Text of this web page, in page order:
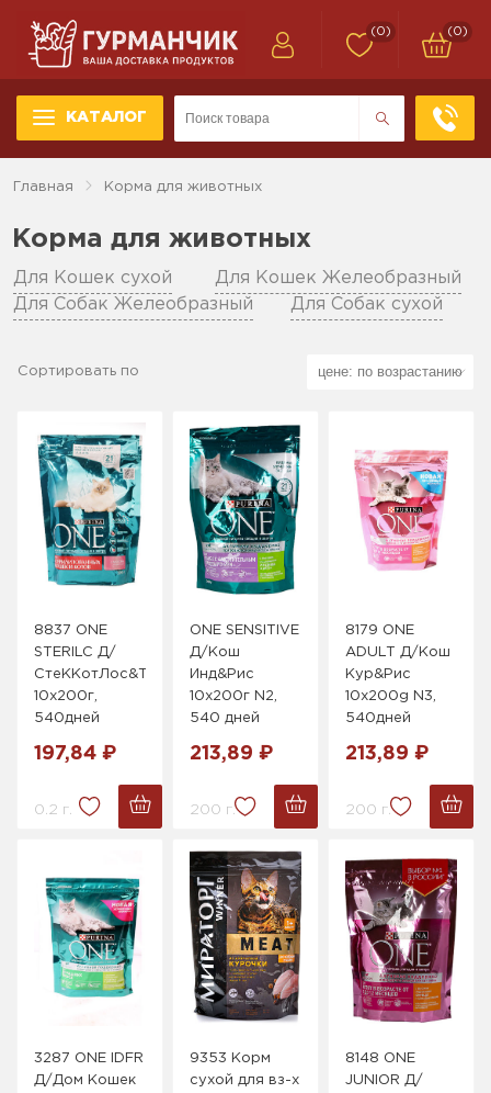
КАТАЛОГ
(0) (0)
Главная Корма для животных
Корма для животных
Для Кошек сухой
Для Кошек Желеобразный
Для Собак Желеобразный
Для Собак сухой
Сортировать по
8837 ONE
STERILC Д/
СтеККотЛос&Ту&Пш
10х200г,
540дней
197,84 ₽
0.2 г.
ONE SENSITIVE
Д/Кош
Инд&Рис
10x200г N2,
540 дней
213,89 ₽
200 г.
8179 ONE
ADULT Д/Кош
Кур&Рис
10x200g N3,
540дней
213,89 ₽
200 г.
3287 ONE IDFR
Д/Дом Кошек
9353 Корм
сухой для вз-х
8148 ONE
JUNIOR Д/